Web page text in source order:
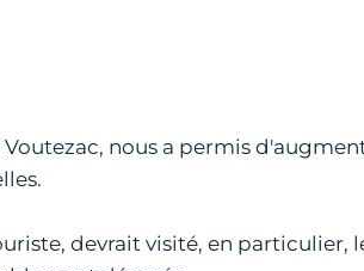
Voutezac, nous a permis
devrait visité, en particulier,